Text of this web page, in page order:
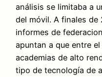
análisis se limitaba a
del móvil. A finales
informes de
apuntan a que entre
academias de alto
tipo de tecnología de